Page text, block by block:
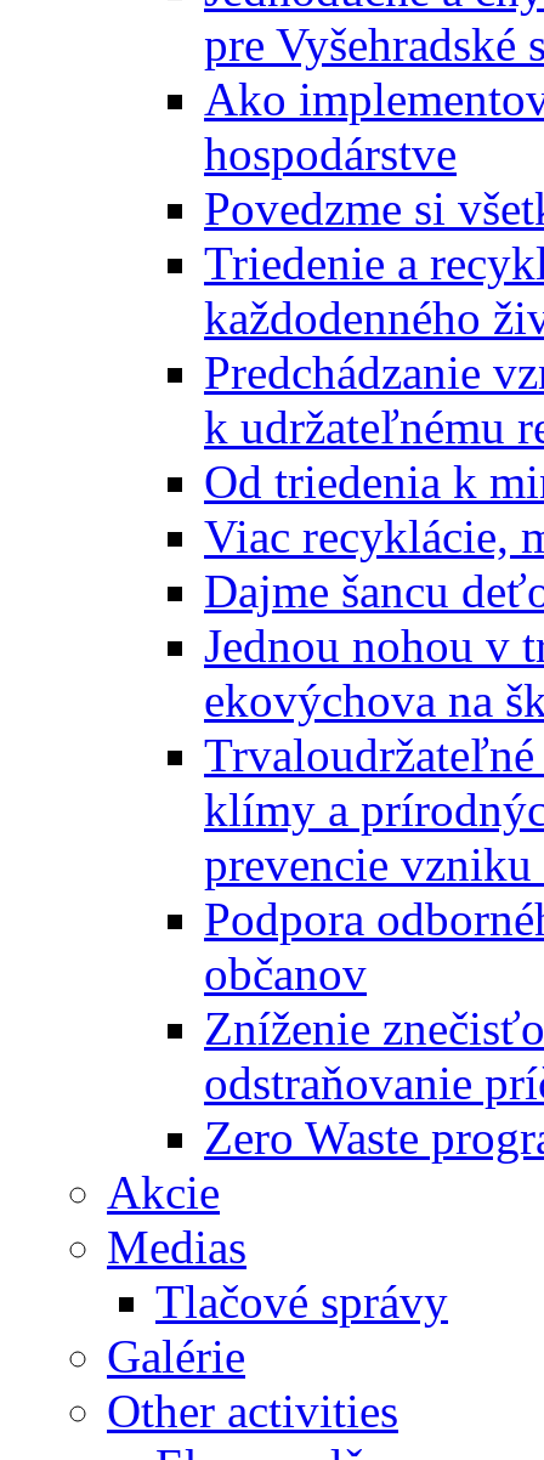
pre Vyšehradské
Ako
hospodárstve
Povedzme si
Triedenie a
každodenného
Predchádzanie
k udržateľnému
Od triedenia k
Viac recyklácie,
Dajme šancu
Jednou nohou v
ekovýchova na
klímy a
prevencie vzniku
Podpora
občanov
Zníženie
odstraňovanie
Zero Waste
Akcie
Medias
Tlačové správy
Galérie
Other activities